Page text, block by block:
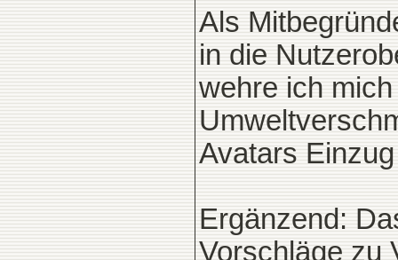
Als
in die
wehre ich
Avatars
Ergänzend:
Vorschläge zu